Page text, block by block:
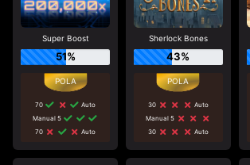
Super Boost
51%
70
Auto
Manual 5
70
Auto
Sherlock Bones
43%
30
Auto
Manual 5
30
Auto